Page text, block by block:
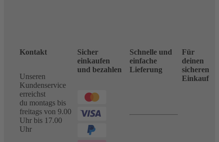
Kontakt
Unseren
Kundenservice
erreichst
du montags bis
freitags von 9.00
Uhr bis 17.00
Uhr
Sicher
einkaufen
und bezahlen
Schnelle und
einfache
Lieferung
Für
deinen
sicheren
Einkauf